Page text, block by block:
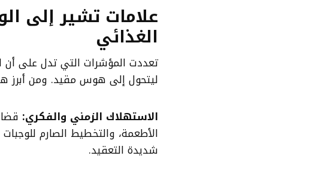
علامات تشير إلى
الغذائي
تعددت المؤشرات التي تدل على أن
ليتحول إلى هوس مقيد. ومن أبرز
الاستهلاك الزمني والفكري:
الأطعمة، والتخطيط الصارم
شديدة التعقيد.